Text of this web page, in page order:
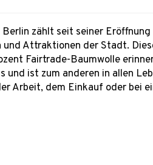
Berlin zählt seit seiner
und Attraktionen der Stadt.
Fairtrade-Baumwolle
und ist zum anderen in allen
Arbeit, dem Einkauf oder bei